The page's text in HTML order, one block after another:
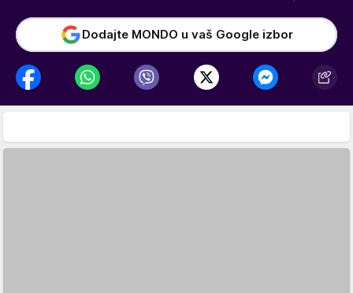
Dodajte MONDO u vaš Google izbor